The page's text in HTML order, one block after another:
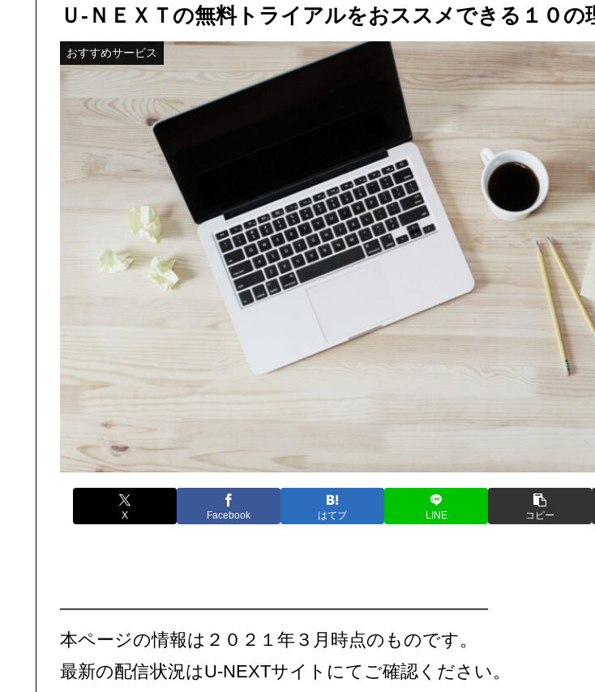
Ｕ-ＮＥＸＴの無料トライアルをおススメできる１０の
おすすめサービス
X Facebook はてブ LINE コピー
————————————————————————
本ページの情報は２０２１年３月時点のものです。
最新の配信状況はU-NEXTサイトにてご確認ください。